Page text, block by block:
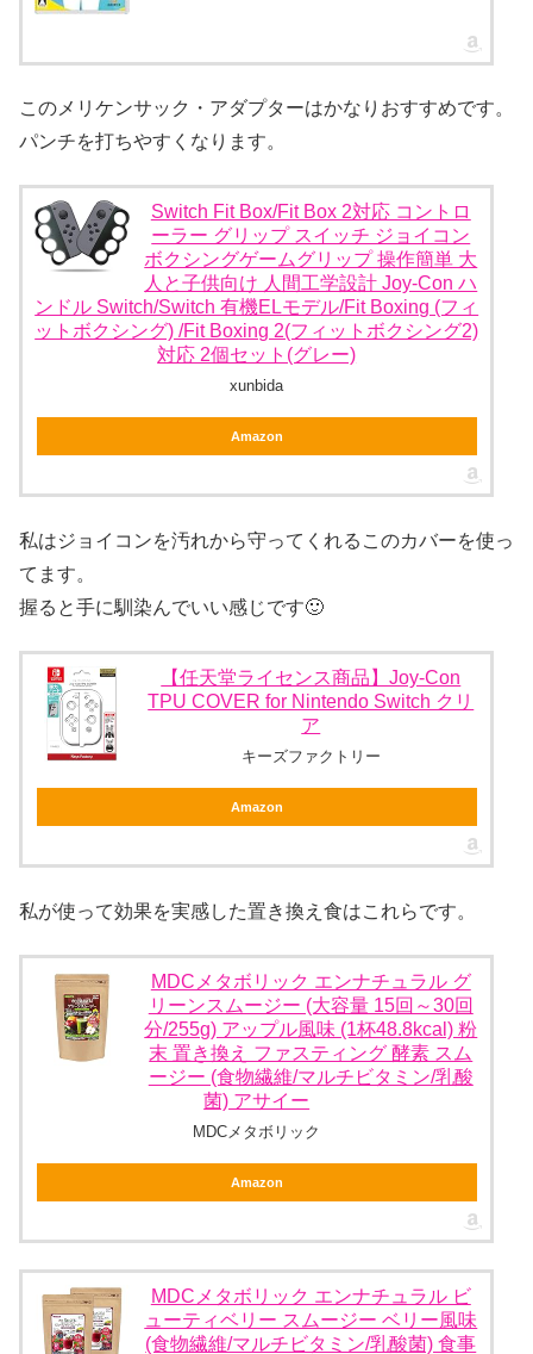
このメリケンサック・アダプターはかなりおすすめです。
パンチを打ちやすくなります。
Switch Fit Box/Fit Box 2対応 コントロ
ーラー グリップ スイッチ ジョイコン
ボクシングゲームグリップ 操作簡単 大
人と子供向け 人間工学設計 Joy-Con ハ
ンドル Switch/Switch 有機ELモデル/Fit Boxing (フィ
ットボクシング) /Fit Boxing 2(フィットボクシング2)
対応 2個セット(グレー)
xunbida
Amazon
私はジョイコンを汚れから守ってくれるこのカバーを使っ
てます。
握ると手に馴染んでいい感じです🙂
【任天堂ライセンス商品】Joy-Con
TPU COVER for Nintendo Switch クリ
ア
キーズファクトリー
Amazon
私が使って効果を実感した置き換え食はこれらです。
MDCメタボリック エンナチュラル グ
リーンスムージー (大容量 15回～30回
分/255g) アップル風味 (1杯48.8kcal) 粉
末 置き換え ファスティング 酵素 スム
ージー (食物繊維/マルチビタミン/乳酸
菌) アサイー
MDCメタボリック
Amazon
MDCメタボリック エンナチュラル ビ
ューティベリー スムージー ベリー風味
(食物繊維/マルチビタミン/乳酸菌) 食事